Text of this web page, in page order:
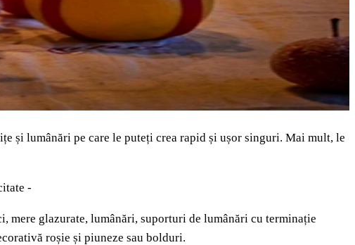
și lumânări pe care le puteți crea rapid și ușor singuri. Mai mult, le
-
glazurate, lumânări, suporturi de lumânări cu terminație
roșie și piuneze sau bolduri.